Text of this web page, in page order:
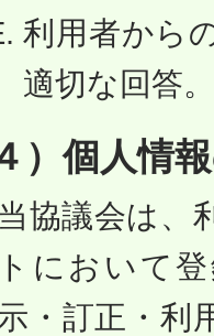
利用者から
適切な回答。
）個人情
当協議会は、
トにおいて
・訂正・利